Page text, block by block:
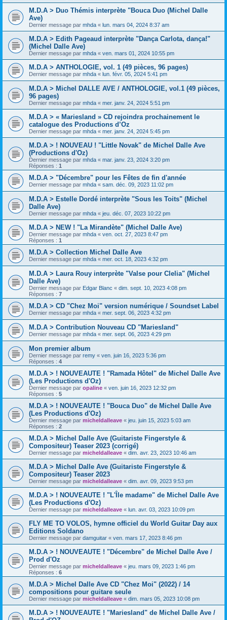
M.D.A > Duo Thémis interprète "Bouca Duo (Michel Dalle
Ave)
Dernier message par mhda « lun. mars 04, 2024 8:37 am
M.D.A > Edith Pageaud interprète "Dança Carlota, dança!"
(Michel Dalle Ave)
Dernier message par mhda « ven. mars 01, 2024 10:55 pm
M.D.A > ANTHOLOGIE, vol. 1 (49 pièces, 96 pages)
Dernier message par mhda « lun. févr. 05, 2024 5:41 pm
M.D.A > Michel DALLE AVE / ANTHOLOGIE, vol.1 (49 pièces,
96 pages)
Dernier message par mhda « mer. janv. 24, 2024 5:51 pm
M.D.A > « Mariesland » CD rejoindra prochainement le
catalogue des Productions d’Oz
Dernier message par mhda « mer. janv. 24, 2024 5:45 pm
M.D.A > ! NOUVEAU ! "Little Novak" de Michel Dalle Ave
(Productions d'Oz)
Dernier message par mhda « mar. janv. 23, 2024 3:20 pm
Réponses : 1
M.D.A > "Décembre" pour les Fêtes de fin d'année
Dernier message par mhda « sam. déc. 09, 2023 11:02 pm
M.D.A > Estelle Dordé interprète "Sous les Toits" (Michel
Dalle Ave)
Dernier message par mhda « jeu. déc. 07, 2023 10:22 pm
M.D.A > NEW ! "La Mirandète" (Michel Dalle Ave)
Dernier message par mhda « ven. oct. 27, 2023 8:47 pm
Réponses : 1
M.D.A > Collection Michel Dalle Ave
Dernier message par mhda « mer. oct. 18, 2023 4:32 pm
M.D.A > Laura Rouy interprète "Valse pour Clelia" (Michel
Dalle Ave)
Dernier message par Edgar Blanc « dim. sept. 10, 2023 4:08 pm
Réponses : 7
M.D.A > CD "Chez Moi" version numérique / Soundset Label
Dernier message par mhda « mer. sept. 06, 2023 4:32 pm
M.D.A > Contribution Nouveau CD "Mariesland"
Dernier message par mhda « mer. sept. 06, 2023 4:29 pm
Mon premier album
Dernier message par remy « ven. juin 16, 2023 5:36 pm
Réponses : 4
M.D.A > ! NOUVEAUTE ! "Ramada Hôtel" de Michel Dalle Ave
(Les Productions d'Oz)
Dernier message par opaline « ven. juin 16, 2023 12:32 pm
Réponses : 5
M.D.A > ! NOUVEAUTE ! "Bouca Duo" de Michel Dalle Ave
(Les Productions d'Oz)
Dernier message par micheldalleave « jeu. juin 15, 2023 5:03 am
Réponses : 2
M.D.A > Michel Dalle Ave (Guitariste Fingerstyle &
Compositeur) Teaser 2023 (corrigé)
Dernier message par micheldalleave « dim. avr. 23, 2023 10:46 am
M.D.A > Michel Dalle Ave (Guitariste Fingerstyle &
Compositeur) Teaser 2023
Dernier message par micheldalleave « dim. avr. 09, 2023 9:53 pm
M.D.A > ! NOUVEAUTE ! "L'Île madame" de Michel Dalle Ave
(Les Productions d'Oz)
Dernier message par micheldalleave « lun. avr. 03, 2023 10:09 pm
FLY ME TO VOLOS, hymne officiel du World Guitar Day aux
Editions Soldano
Dernier message par damguitar « ven. mars 17, 2023 8:46 pm
M.D.A > ! NOUVEAUTE ! "Décembre" de Michel Dalle Ave /
Prod d'Oz
Dernier message par micheldalleave « jeu. mars 09, 2023 1:46 pm
Réponses : 6
M.D.A > Michel Dalle Ave CD "Chez Moi" (2022) / 14
compositions pour guitare seule
Dernier message par micheldalleave « dim. mars 05, 2023 10:08 pm
M.D.A > ! NOUVEAUTE ! "Mariesland" de Michel Dalle Ave /